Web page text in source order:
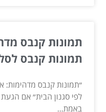
תמונות קנבס
תמונות קנבס
״תמונות קנבס מדהימות:
לפי סגנון הבית״ אם
באמת...